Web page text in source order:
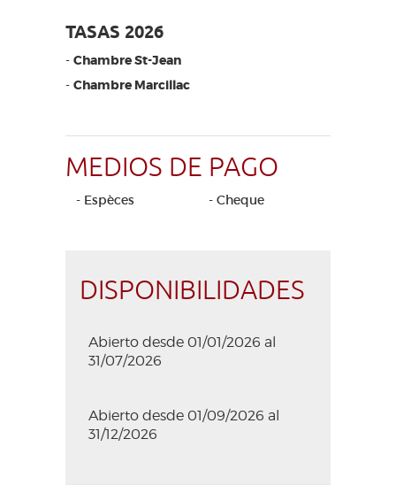
TASAS 2026
- Chambre St-Jean
- Chambre Marcillac
MEDIOS DE PAGO
- Espèces - Cheque
DISPONIBILIDADES
Abierto desde 01/01/2026 al
31/07/2026
Abierto desde 01/09/2026 al
31/12/2026